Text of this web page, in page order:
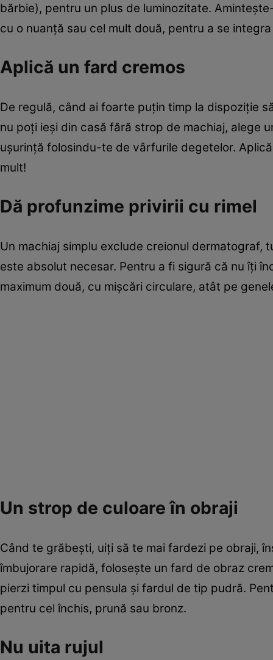
bărbie), pentru un plus de luminozitate.
cu o nuanţă sau cel mult două, pentru a se
Aplică un fard cremos
De regulă, când ai foarte puţin timp la dispoziţie
nu poţi ieşi din casă fără strop de machiaj, alege
uşurinţă folosindu-te de vârfurile degetelor.
mult!
Dă profunzime privirii cu rimel
Un machiaj simplu exclude creionul dermatograf,
este absolut necesar. Pentru a fi sigură că nu îţi
maximum două, cu mişcări circulare, atât pe
Un strop de culoare în obraji
Când te grăbeşti, uiţi să te mai fardezi pe obraji,
îmbujorare rapidă, foloseşte un fard de obraz
pierzi timpul cu pensula şi fardul de tip pudră.
pentru cel închis, prună sau bronz.
Nu uita rujul